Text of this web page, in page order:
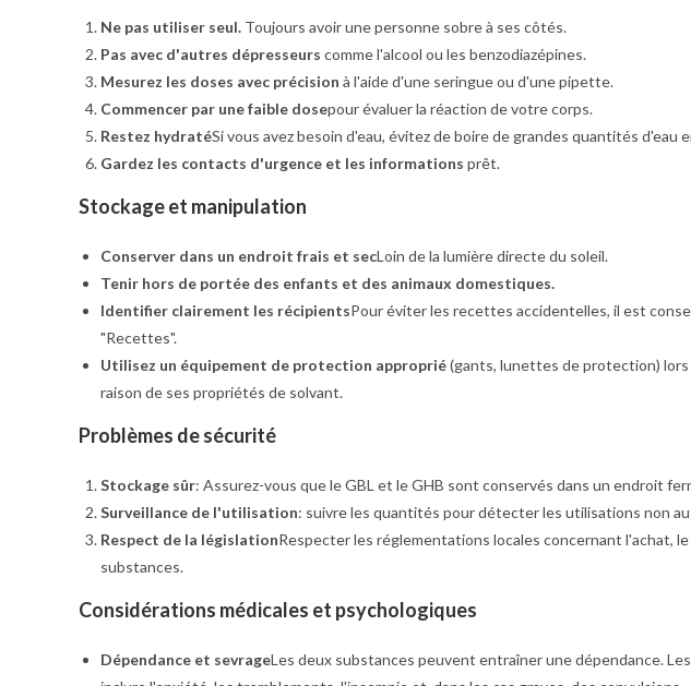
Ne pas utiliser seul. Toujours avoir une personne sobre à ses côtés.
Pas avec d'autres dépresseurs comme l'alcool ou les benzodiazépines.
Mesurez les doses avec précision à l'aide d'une seringue ou d'une pipette.
Commencer par une faible dosepour évaluer la réaction de votre corps.
Restez hydratéSi vous avez besoin d'eau, évitez de boire de grandes quantités d'eau
Gardez les contacts d'urgence et les informations prêt.
Stockage et manipulation
Conserver dans un endroit frais et secLoin de la lumière directe du soleil.
Tenir hors de portée des enfants et des animaux domestiques.
Identifier clairement les récipientsPour éviter les recettes accidentelles, il est
"Recettes".
Utilisez un équipement de protection approprié(gants, lunettes de protection) lors
raison de ses propriétés de solvant.
Problèmes de sécurité
Stockage sûr: Assurez-vous que le GBL et le GHB sont conservés dans un endroit
Surveillance de l'utilisation: suivre les quantités pour détecter les utilisations non
Respect de la législationRespecter les réglementations locales concernant l'achat,
substances.
Considérations médicales et psychologiques
Dépendance et sevrageLes deux substances peuvent entraîner une dépendance.